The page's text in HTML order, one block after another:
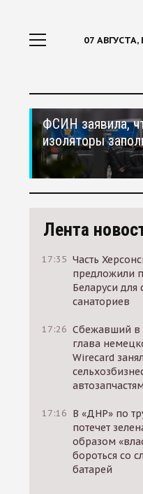
07
ФСИН заявила,
изоляторы
Лента
17:35 Часть
предложили
Беларуси для
санаториев
17:26 Сбежавший в
глава
Wirecard
17:16 В «ДНР» по
потечет
образом
бороться со
батарей